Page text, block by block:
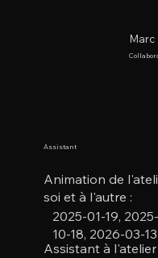
Marc
Assistant
Animation de
soi et à l'autre :
2025-01-19,
10-18, 2026-03-13
Assistant à l'atelier